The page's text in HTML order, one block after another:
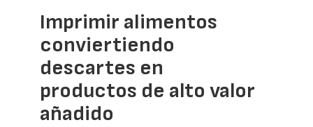
Imprimir alimentos
conviertiendo
descartes en
productos de alto valor
añadido